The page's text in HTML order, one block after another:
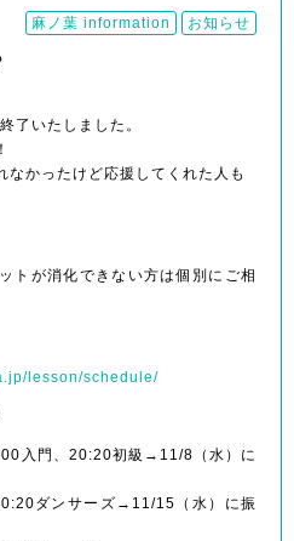
麻ノ葉 information お知らせ
了いたしました。
なかったけど応援してくれた人も
トが消化できない方は個別にご相
lesson/schedule/
入門、20:20初級→11/8（水）に
ダンサーズ→11/15（水）に振